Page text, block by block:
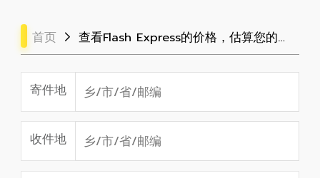
首页 查看Flash Express的价格，估算您的运费
寄件地
收件地